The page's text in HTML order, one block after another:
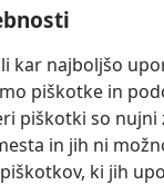
kar najboljšo
piškotke in
piškotki so nujni
in jih ni
ki jih
KNJIŽNICA™